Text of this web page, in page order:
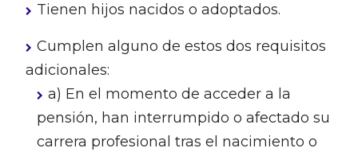
Tienen hijos nacidos o adoptados.
Cumplen alguno de estos dos requisitos
adicionales:
a) En el momento de acceder a la
pensión, han interrumpido o afectado su
carrera profesional tras el nacimiento o